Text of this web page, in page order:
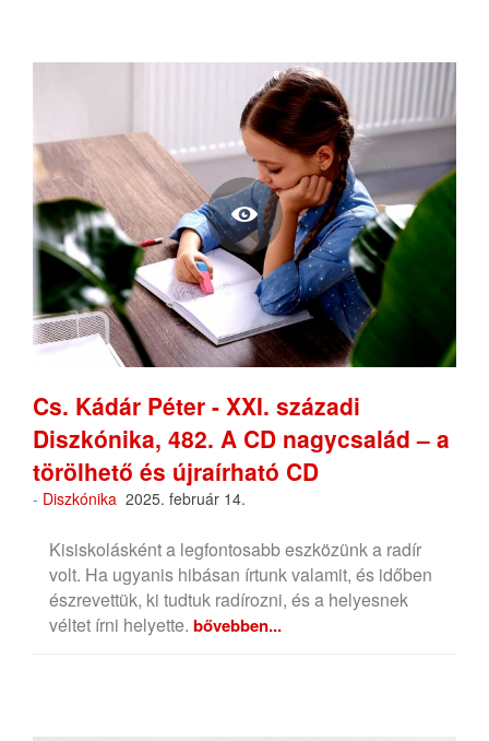
Cs. Kádár Péter - XXI. századi
Diszkónika, 482. A CD nagycsalád – a
törölhető és újraírható CD
- Diszkónika 2025. február 14.
Kisiskolásként a legfontosabb eszközünk a radír
volt. Ha ugyanis hibásan írtunk valamit, és időben
észrevettük, ki tudtuk radírozni, és a helyesnek
véltet írni helyette. bővebben...